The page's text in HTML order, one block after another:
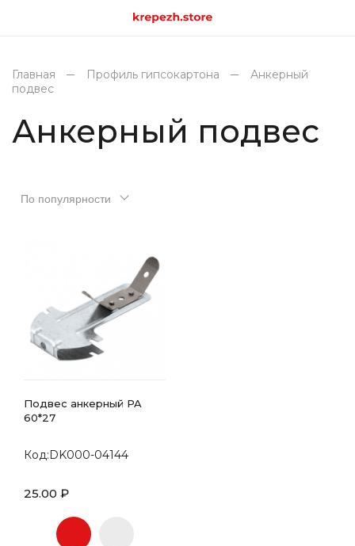
Главная Профиль гипсокартона
Анкерный
подвес
Анкерный подвес
По популярности
Подвес анкерный PA
60*27
Код:DK000-04144
25.00 ₽